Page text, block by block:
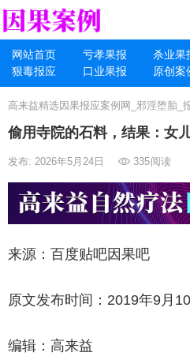
网站首页 亏孝果报 杀业果
狠毒报应
口业果报 原创案
高来益精选因果报应案例网_邪淫堕胎_
偷用寺院的石料，结果：女
发布: 2026年5月24日 335阅读
来源：百度贴吧因果吧
原文发布时间：2019年9月
编辑：高来益